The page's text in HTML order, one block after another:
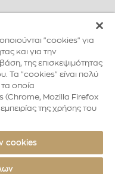
"cookies" για
και για την
της επισκεψιμότητας
Τα "cookies" είναι πολύ
οποία
(Chrome, Mozilla Firefox
της χρήσης του
cookies